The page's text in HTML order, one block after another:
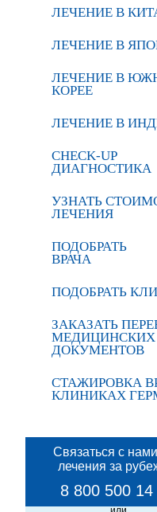
ЛЕЧЕНИЕ В
ЛЕЧЕНИЕ В
ЛЕЧЕНИЕ В
КОРЕЕ
ЛЕЧЕНИЕ В
CHECK-UP
ДИАГНОСТИКА
УЗНАТЬ
ЛЕЧЕНИЯ
ПОДОБРАТЬ
ВРАЧА
ПОДОБРАТЬ
ЗАКАЗАТЬ
МЕДИЦИНСКИХ
ДОКУМЕНТОВ
СТАЖИРОВКА
КЛИНИКАХ
Связаться с
лечения за
8 800 500 14